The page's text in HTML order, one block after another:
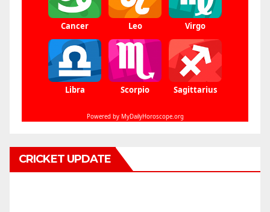
CRICKET UPDATE